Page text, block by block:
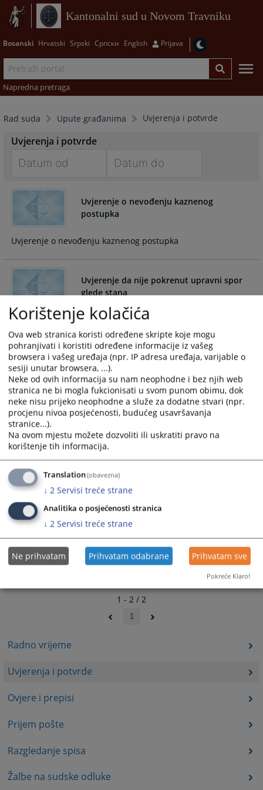
Kantonalni sud u Novom Travniku
Bosanski Hrvatski Srpski Српски English Prijava
Napredna pretraga
Rad suda Upute građanima Uvjerenja i potvrde
Radno vrijeme
Uvjerenja i potvrde
Ovjere i prepisi
Prijem pošte
Razgledanje spisa
Žalbe na sudske odluke
Uvjerenja i potvrde
forward
interact
the
calendar
and
select
a
date.
the
question
mark
key
to
get
the
keyboard
shortcuts
changing
dates.
forward
to
the
calendar
select
a
date.
the
question
mark
key
to
get
the
shortcuts
dates.
Uvjerenje o nevođenju kaznenog
postupka
Uvjerenje o nevođenju kaznenog postupka
Uvjerenje da nije pokrenut upravni spor
glede stana
Uvjerenje da nije pokrenut upravni spor glede stana
1 - 2 / 2
1
Korištenje kolačića
Ova web stranica koristi određene skripte koje mogu
pohranjivati i koristiti određene informacije iz vašeg
browsera i vašeg uređaja (npr. IP adresa uređaja, varijable o
sesiji unutar browsera, ...).
Neke od ovih informacija su nam neophodne i bez njih web
stranica ne bi mogla fukcionisati u svom punom obimu, dok
neke nisu prijeko neophodne a služe za dodatne stvari (npr.
procjenu nivoa posjećenosti, budućeg usavršavanja
stranice...).
Na ovom mjestu možete dozvoliti ili uskratiti pravo na
korištenje tih informacija.
Translation(obavezna)
↓ 2 Servisi treće strane
Analitika o posjećenosti stranica
↓ 2 Servisi treće strane
Ne prihvatam Prihvatam odabrane Prihvatam sve
Pokreće Klaro!